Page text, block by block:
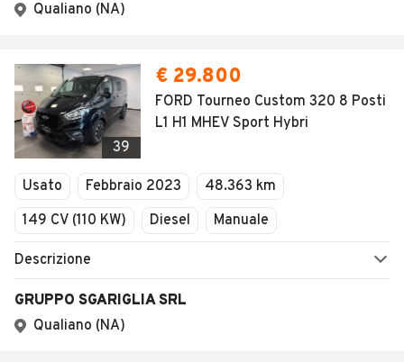
Qualiano (NA)
39
€ 29.800
FORD Tourneo Custom 320 8 Posti
L1 H1 MHEV Sport Hybri
Usato Febbraio 2023
48.363 km
149 CV (110 KW)
Diesel Manuale
Descrizione
GRUPPO SGARIGLIA SRL
Qualiano (NA)